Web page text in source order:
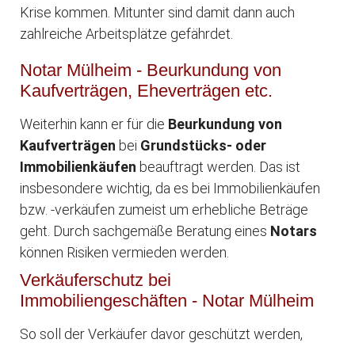
Krise kommen. Mitunter sind damit dann auch
zahlreiche Arbeitsplätze gefährdet.
Notar Mülheim - Beurkundung von
Kaufverträgen, Eheverträgen etc.
Weiterhin kann er für die Beurkundung von
Kaufverträgen bei Grundstücks- oder
Immobilienkäufen beauftragt werden. Das ist
insbesondere wichtig, da es bei Immobilienkäufen
bzw. -verkäufen zumeist um erhebliche Beträge
geht. Durch sachgemäße Beratung eines Notars
können Risiken vermieden werden.
Verkäuferschutz bei
Immobiliengeschäften - Notar Mülheim
So soll der Verkäufer davor geschützt werden,